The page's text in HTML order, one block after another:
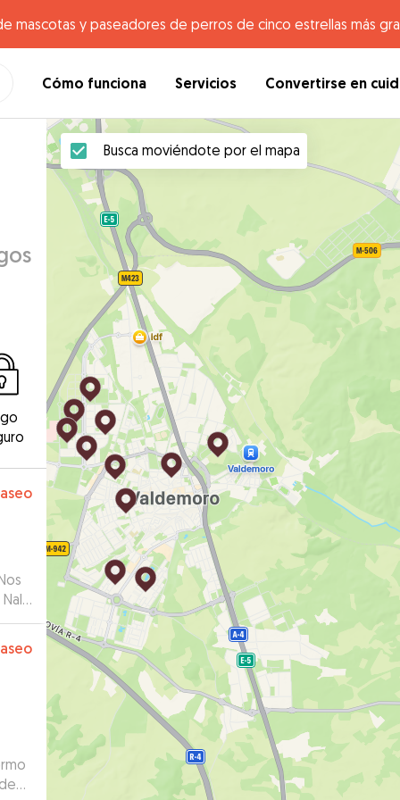
mascotas y paseadores de perros de cinco estrellas más
Cómo funciona Servicios Convertirse en
Busca moviéndote por el mapa